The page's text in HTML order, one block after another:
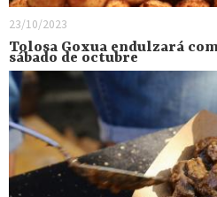
23/10/2023
Tolosa Goxua endulzará
sábado de octubre